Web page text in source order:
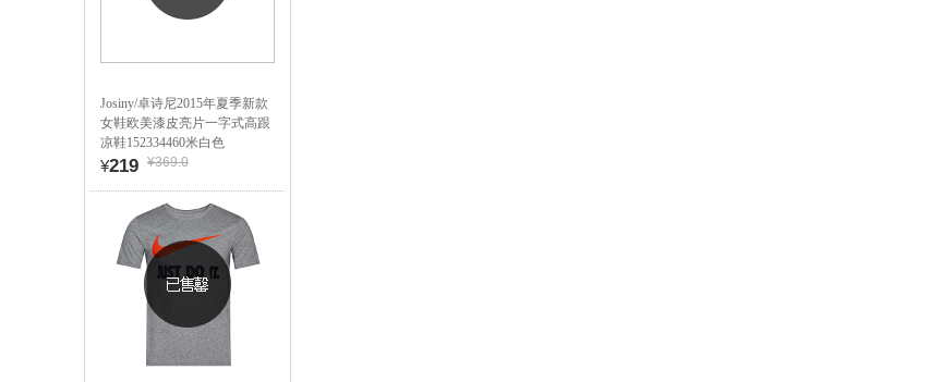
Josiny/卓诗尼2015年夏季新款
女鞋欧美漆皮亮片一字式高跟
凉鞋152334460米白色
¥219 ¥369.0